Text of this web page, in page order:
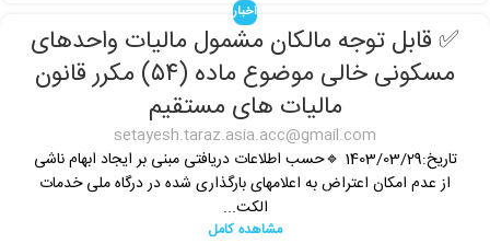
اخبار
✅ قابل توجه مالکان مشمول مالیات واحدهای
مسکونی خالی موضوع ماده (۵۴) مکرر قانون
مالیات های مستقیم
setayesh.taraz.asia.acc@gmail.com
تاریخ:1403/03/29 🔹حسب اطلاعات دریافتی مبنی بر ایجاد ابهام ناشی
از عدم امکان اعتراض به اعلام­های بارگذاری شده در درگاه ملی خدمات
الکت...
مشاهده کامل